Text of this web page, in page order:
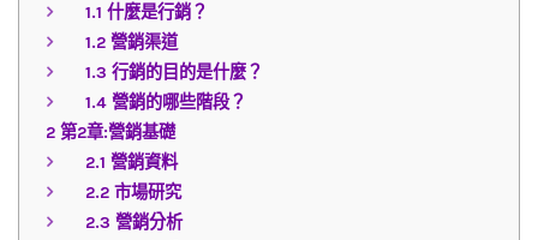
1.1 什麼是行銷？
1.2 營銷渠道
1.3 行銷的目的是什麼？
1.4 營銷的哪些階段？
2 第2章:營銷基礎
2.1 營銷資料
2.2 市場研究
2.3 營銷分析